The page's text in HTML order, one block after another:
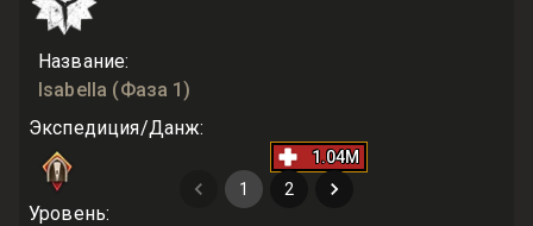
Название:
Isabella (Фаза 1)
Экспедиция/Данж:
1.04M
Уровень:
1 2